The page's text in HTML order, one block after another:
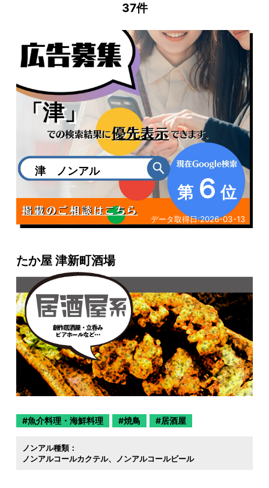
37件
「津」
津 ノンアル
第６ 位
データ取得日:2026-03-13
たか屋 津新町酒場
魚介料理・海鮮料理 焼鳥 居酒屋
ノンアル種類：
ノンアルコールカクテル
ノンアルコールビール